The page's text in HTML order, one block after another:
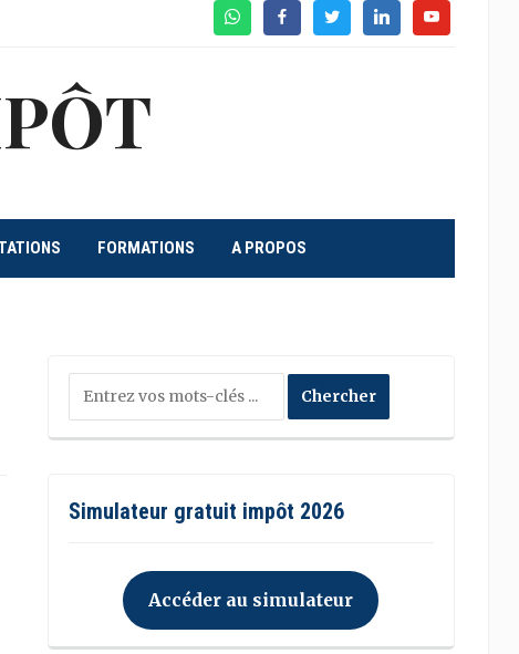
WhatsAppFacebookTwitterLinkedinYoutube
FORMATIONS A PROPOS
Simulateur gratuit impôt 2026
Accéder au simulateur